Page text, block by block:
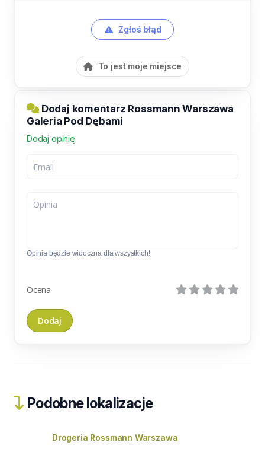
Zgłoś błąd
To jest moje miejsce
Dodaj komentarz Rossmann Warszawa
Galeria Pod Dębami
Dodaj opinię
Opinia będzie widoczna dla wszystkich!
Ocena
Podobne lokalizacje
Drogeria Rossmann Warszawa